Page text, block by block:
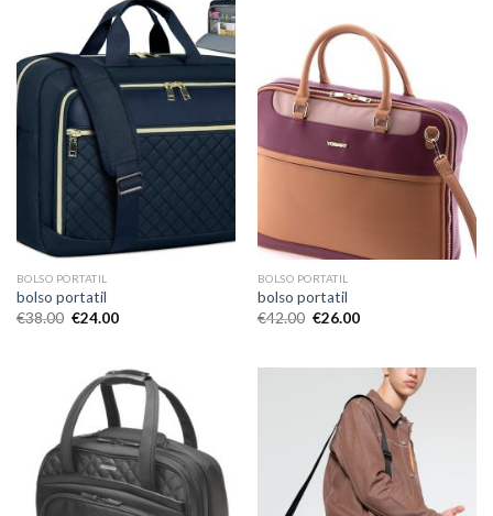
BOLSO PORTATIL
bolso portatil
€38.00 €24.00
BOLSO PORTATIL
bolso portatil
€42.00 €26.00